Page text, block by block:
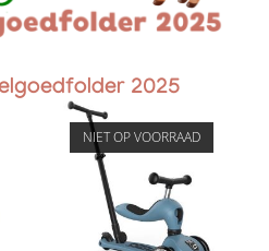
2025
NIET OP VOORRAAD